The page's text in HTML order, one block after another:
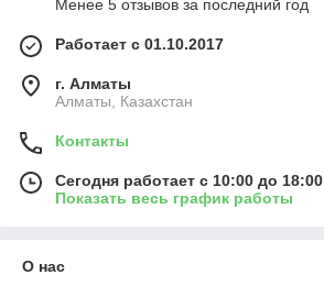
Менее 5 отзывов за последний год
Работает с 01.10.2017
г. Алматы
Алматы, Казахстан
Контакты
Сегодня работает с 10:00 до 18:00
Показать весь график работы
О нас